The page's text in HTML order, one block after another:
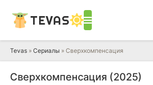
TEVAS
Tevas » Сериалы » Сверхкомпенсация
Сверхкомпенсация (2025)